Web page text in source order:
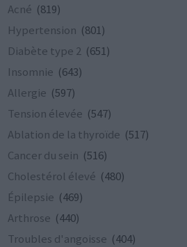
Acné (819)
Hypertension (801)
Diabète type 2 (651)
Insomnie (643)
Allergie (597)
Tension élevée (547)
Ablation de la thyroïde (517)
Cancer du sein (516)
Cholestérol élevé (480)
Épilepsie (469)
Arthrose (440)
Troubles d'angoisse (404)